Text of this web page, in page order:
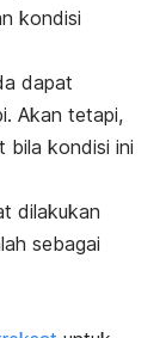
kondisi
dapat
Akan tetapi,
bila kondisi ini
dilakukan
sebagai